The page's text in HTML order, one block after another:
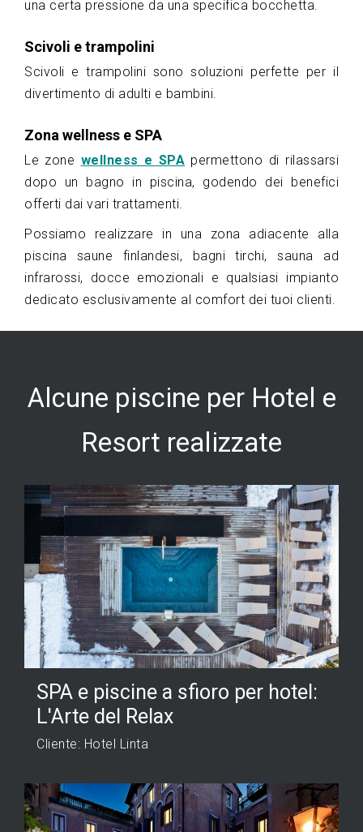
una certa pressione da una specifica bocchetta.
Scivoli e trampolini
Scivoli e trampolini sono soluzioni perfette per il
divertimento di adulti e bambini.
Zona wellness e SPA
Le zone wellness e SPA permettono di rilassarsi
dopo un bagno in piscina, godendo dei benefici
offerti dai vari trattamenti.
Possiamo realizzare in una zona adiacente alla
piscina saune finlandesi, bagni tirchi, sauna ad
infrarossi, docce emozionali e qualsiasi impianto
dedicato esclusivamente al comfort dei tuoi clienti.
Alcune piscine per Hotel e
Resort realizzate
SPA e piscine a sfioro per hotel:
L'Arte del Relax
Cliente: Hotel Linta